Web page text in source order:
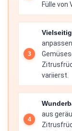
Fülle von
variierst.
aus